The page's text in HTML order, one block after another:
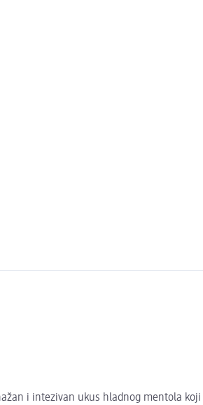
i intezivan ukus hladnog mentola